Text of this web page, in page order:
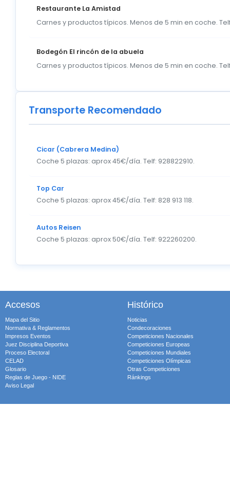
Restaurante La Amistad
Carnes y productos típicos. Menos de 5 min en coche.
Bodegón El rincón de la abuela
Carnes y productos típicos. Menos de 5 min en coche.
Transporte Recomendado
Cicar (Cabrera Medina)
Coche 5 plazas: aprox 45€/día. Telf: 928822910.
Top Car
Coche 5 plazas: aprox 45€/día. Telf: 828 913 118.
Autos Reisen
Coche 5 plazas: aprox 50€/día. Telf: 922260200.
Accesos
Mapa del Sitio
Normativa & Reglamentos
Impresos Eventos
Juez Disciplina Deportiva
Proceso Electoral
CELAD
Glosario
Reglas de Juego - NIDE
Aviso Legal
Histórico
Noticias
Condecoraciones
Competiciones Nacionales
Competiciones Europeas
Competiciones Mundiales
Competiciones Olímpicas
Otras Competiciones
Ránkings